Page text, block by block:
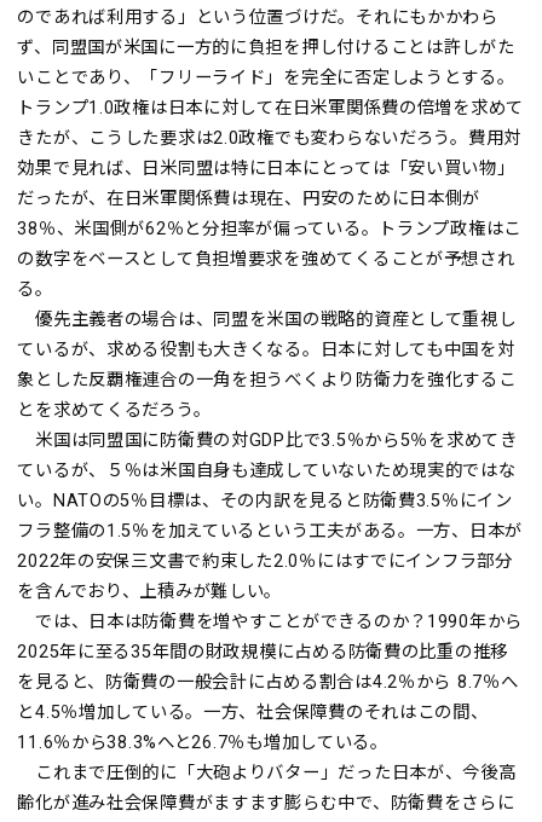
のであれば利用する」という位置づけだ。それにもかかわら
ず、同盟国が米国に一方的に負担を押し付けることは許しがた
いことであり、「フリーライド」を完全に否定しようとする。
トランプ1.0政権は日本に対して在日米軍関係費の倍増を求めて
きたが、こうした要求は2.0政権でも変わらないだろう。費用対
効果で見れば、日米同盟は特に日本にとっては「安い買い物」
だったが、在日米軍関係費は現在、円安のために日本側が
38％、米国側が62％と分担率が偏っている。トランプ政権はこ
の数字をベースとして負担増要求を強めてくることが予想され
る。
優先主義者の場合は、同盟を米国の戦略的資産として重視し
ているが、求める役割も大きくなる。日本に対しても中国を対
象とした反覇権連合の一角を担うべくより防衛力を強化するこ
とを求めてくるだろう。
米国は同盟国に防衛費の対GDP比で3.5％から5％を求めてき
ているが、５％は米国自身も達成していないため現実的ではな
い。NATOの5％目標は、その内訳を見ると防衛費3.5％にイン
フラ整備の1.5％を加えているという工夫がある。一方、日本が
2022年の安保三文書で約束した2.0％にはすでにインフラ部分
を含んでおり、上積みが難しい。
では、日本は防衛費を増やすことができるのか？1990年から
2025年に至る35年間の財政規模に占める防衛費の比重の推移
を見ると、防衛費の一般会計に占める割合は4.2％から 8.7％へ
と4.5％増加している。一方、社会保障費のそれはこの間、
11.6％から38.3%へと26.7％も増加している。
これまで圧倒的に「大砲よりバター」だった日本が、今後高
齢化が進み社会保障費がますます膨らむ中で、防衛費をさらに